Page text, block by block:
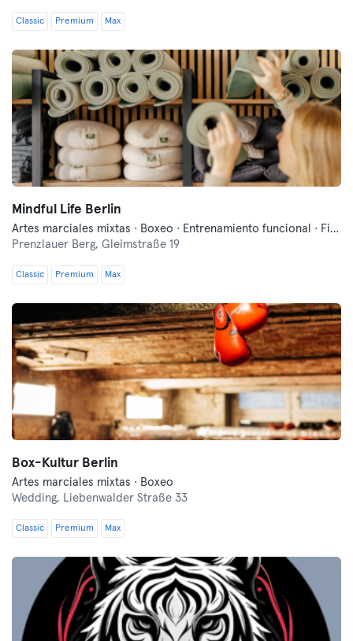
Classic Premium Max
Mindful Life Berlin
Artes marciales mixtas · Boxeo · Entrenamiento funcional · Fitness · Pilates · Yoga
Prenzlauer Berg, Gleimstraße 19
Classic Premium Max
Box-Kultur Berlin
Artes marciales mixtas · Boxeo
Wedding, Liebenwalder Straße 33
Classic Premium Max